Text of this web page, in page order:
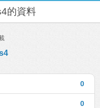
的資料
0
0